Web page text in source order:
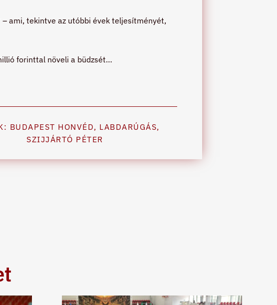
ami, tekintve az utóbbi évek teljesítményét,
forinttal növeli a büdzsét…
BUDAPEST HONVÉD, LABDARÚGÁS,
SZIJJÁRTÓ PÉTER